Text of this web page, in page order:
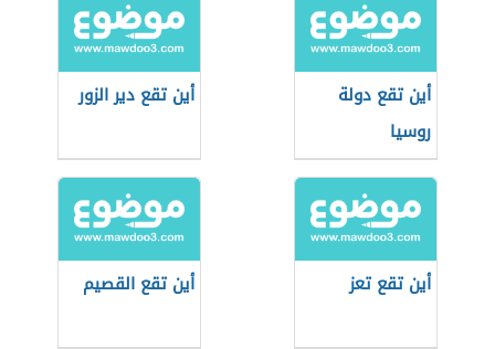
أين تقع دولة
روسيا
أين تقع دير الزور
أين تقع تعز أين تقع القصيم